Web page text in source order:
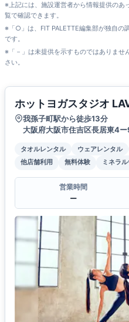
※上記には、施設運営者から情報提供のあ
覧で確認できます。
※「○」は、FIT PALETTE編集部が独自の
です。
※「－」は未提供を示すものではありませ
さい。
ホットヨガスタジオ
我孫子町駅から徒歩13分
大阪府大阪市住吉区長居東4
タオルレンタル ウェアレンタル
他店舗利用
無料体験 ミネラ
営業時間
ー